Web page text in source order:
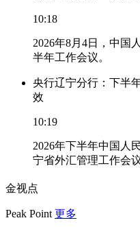
10:18
2026年8月4日，中国
半年工作会议。
央行辽宁分行：下半
效
10:19
2026年下半年中国人
宁省外汇管理工作会
金视点
Peak Point 更多